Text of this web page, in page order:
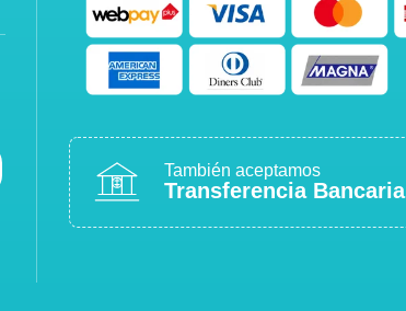
También aceptamos
Transferencia Bancaria